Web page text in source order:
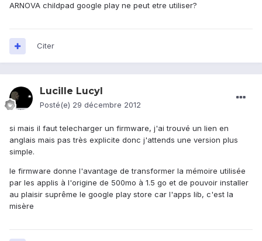
ARNOVA childpad google play ne peut etre utiliser?
Citer
Lucille Lucyl
Posté(e) 29 décembre 2012
si mais il faut telecharger un firmware, j'ai trouvé un lien en
anglais mais pas très explicite donc j'attends une version plus
simple.
le firmware donne l'avantage de transformer la mémoire utilisée
par les applis à l'origine de 500mo à 1.5 go et de pouvoir installer
au plaisir suprême le google play store car l'apps lib, c'est la
misère